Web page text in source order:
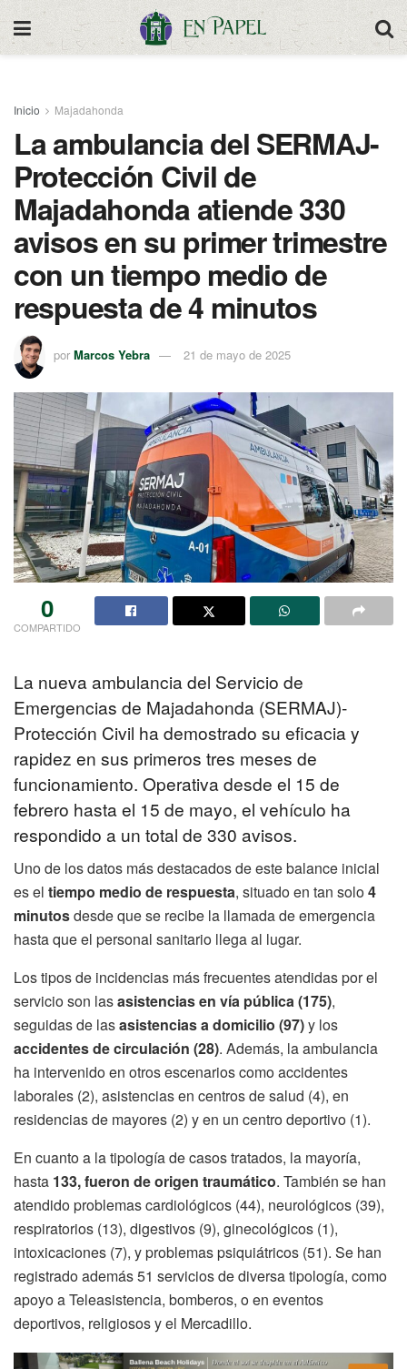
Inicio Majadahonda
La ambulancia del SERMAJ-
Protección Civil de
Majadahonda atiende 330
avisos en su primer trimestre
con un tiempo medio de
respuesta de 4 minutos
por Marcos Yebra 21 de mayo de 2025
0
COMPARTIDO
La nueva ambulancia del Servicio de
Emergencias de Majadahonda (SERMAJ)-
Protección Civil ha demostrado su eficacia y
rapidez en sus primeros tres meses de
funcionamiento. Operativa desde el 15 de
febrero hasta el 15 de mayo, el vehículo ha
respondido a un total de 330 avisos.
Uno de los datos más destacados de este balance inicial
es el tiempo medio de respuesta, situado en tan solo4
minutosdesde que se recibe la llamada de emergencia
hasta que el personal sanitario llega al lugar.
Los tipos de incidencias más frecuentes atendidas por el
servicio son lasasistencias en vía pública (175),
seguidas de lasasistencias a domicilio (97)y los
accidentes de circulación (28). Además, la ambulancia
ha intervenido en otros escenarios como accidentes
laborales (2), asistencias en centros de salud (4), en
residencias de mayores (2) y en un centro deportivo (1).
En cuanto a la tipología de casos tratados, la mayoría,
hasta 133, fueron de origen traumático. También se han
atendido problemas cardiológicos (44), neurológicos (39),
respiratorios (13), digestivos (9), ginecológicos (1),
intoxicaciones (7), y problemas psiquiátricos (51). Se han
registrado además 51 servicios de diversa tipología, como
apoyo a Teleasistencia, bomberos, o en eventos
deportivos, religiosos y el Mercadillo.